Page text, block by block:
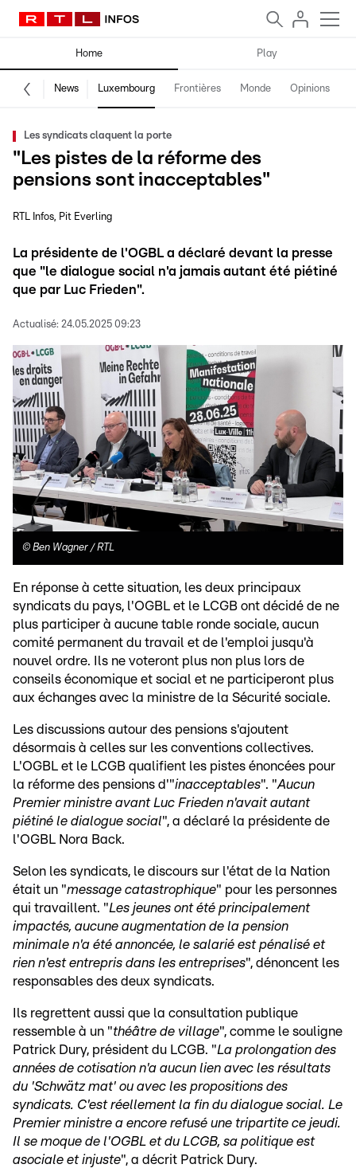
Home Play
News Luxembourg Frontières Monde Opinions
Les syndicats claquent la porte
"Les pistes de la réforme des
pensions sont inacceptables"
RTL Infos Pit Everling
La présidente de l'OGBL a déclaré devant la presse
que "le dialogue social n'a jamais autant été piétiné
que par Luc Frieden".
Actualisé: 24.05.2025 09:23
© Ben Wagner / RTL
En réponse à cette situation, les deux principaux
syndicats du pays, l'OGBL et le LCGB ont décidé de ne
plus participer à aucune table ronde sociale, aucun
comité permanent du travail et de l'emploi jusqu'à
nouvel ordre. Ils ne voteront plus non plus lors de
conseils économique et social et ne participeront plus
aux échanges avec la ministre de la Sécurité sociale.
Les discussions autour des pensions s'ajoutent
désormais à celles sur les conventions collectives.
L'OGBL et le LCGB qualifient les pistes énoncées pour
la réforme des pensions d'"inacceptables". "Aucun
Premier ministre avant Luc Frieden n'avait autant
piétiné le dialogue social", a déclaré la présidente de
l'OGBL Nora Back.
Selon les syndicats, le discours sur l'état de la Nation
était un "message catastrophique" pour les personnes
qui travaillent. "Les jeunes ont été principalement
impactés, aucune augmentation de la pension
minimale n'a été annoncée, le salarié est pénalisé et
rien n'est entrepris dans les entreprises", dénoncent les
responsables des deux syndicats.
Ils regrettent aussi que la consultation publique
ressemble à un "théâtre de village", comme le souligne
Patrick Dury, président du LCGB. "La prolongation des
années de cotisation n'a aucun lien avec les résultats
du 'Schwätz mat' ou avec les propositions des
syndicats. C'est réellement la fin du dialogue social. Le
Premier ministre a encore refusé une tripartite ce jeudi.
Il se moque de l'OGBL et du LCGB, sa politique est
asociale et injuste", a décrit Patrick Dury.